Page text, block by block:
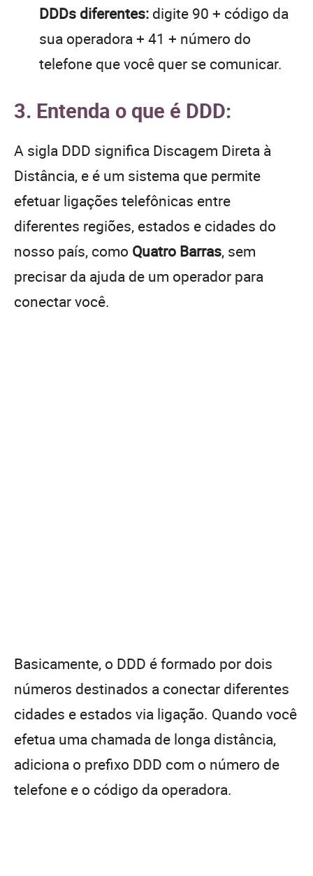
DDDs diferentes: digite 90 + código da
sua operadora + 41 + número do
telefone que você quer se comunicar.
3. Entenda o que é DDD:
A sigla DDD significa Discagem Direta à
Distância, e é um sistema que permite
efetuar ligações telefônicas entre
diferentes regiões, estados e cidades do
nosso país, como Quatro Barras, sem
precisar da ajuda de um operador para
conectar você.
Basicamente, o DDD é formado por dois
números destinados a conectar diferentes
cidades e estados via ligação. Quando você
efetua uma chamada de longa distância,
adiciona o prefixo DDD com o número de
telefone e o código da operadora.